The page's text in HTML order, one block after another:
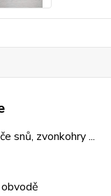
snů, zvonkohry ...